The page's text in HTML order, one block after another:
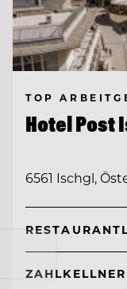
TOP
Hotel Post
6561 Ischgl,